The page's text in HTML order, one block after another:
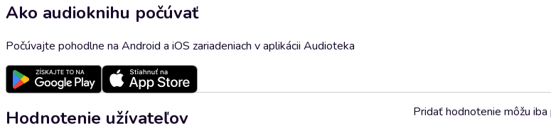
Ako audioknihu počúvať
Počúvajte pohodlne na Android a iOS zariadeniach v aplikácii Audioteka
Hodnotenie užívateľov Pridať hodnotenie môžu iba